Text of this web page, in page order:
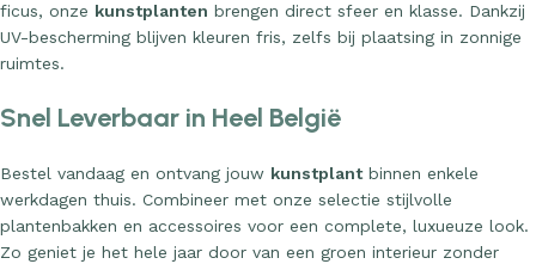
ficus, onze kunstplanten brengen direct sfeer en klasse. Dankzij
UV-bescherming blijven kleuren fris, zelfs bij plaatsing in zonnige
ruimtes.
Snel Leverbaar in Heel België
Bestel vandaag en ontvang jouw kunstplantbinnen enkele
werkdagen thuis. Combineer met onze selectie stijlvolle
plantenbakken en accessoires voor een complete, luxueuze look.
Zo geniet je het hele jaar door van een groen interieur zonder